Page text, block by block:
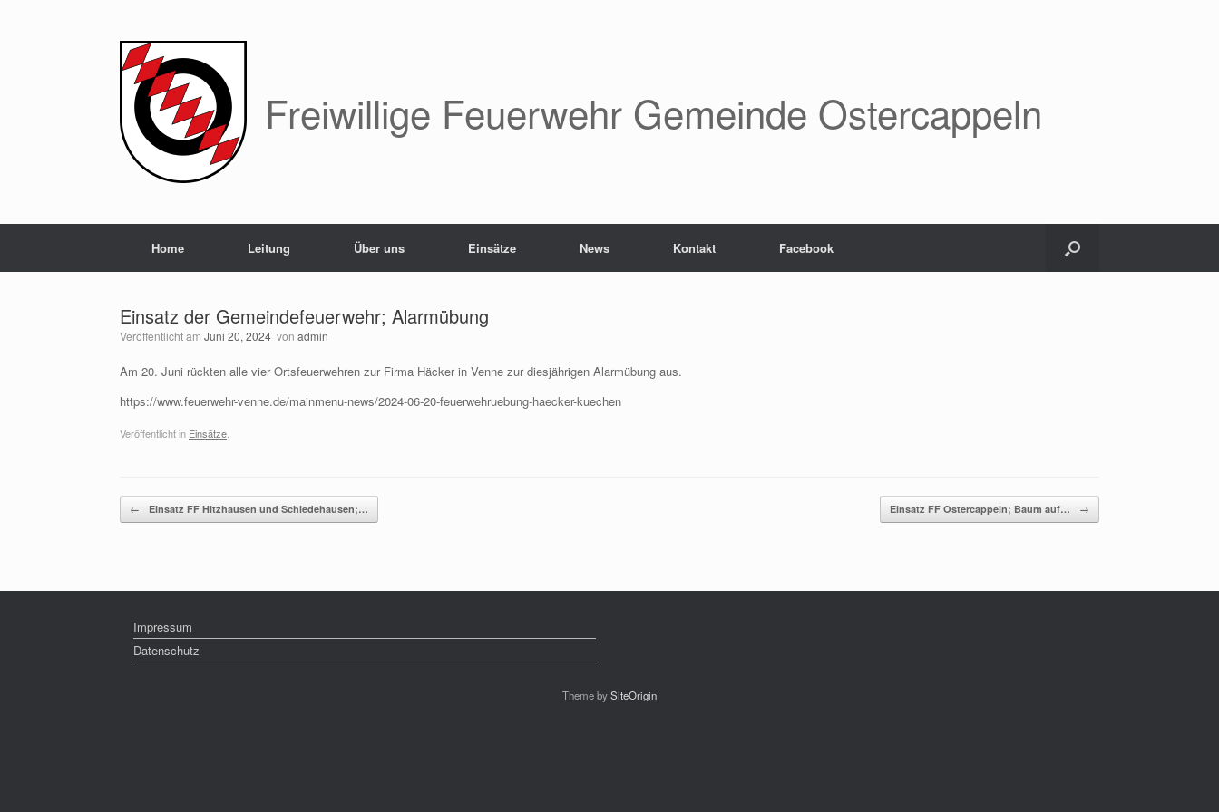
Freiwillige Feuerwehr Gemeinde Ostercappeln
Home Leitung Über uns Einsätze News Kontakt Facebook
Einsatz der Gemeindefeuerwehr; Alarmübung
Veröffentlicht am Juni 20, 2024 von admin
Am 20. Juni rückten alle vier Ortsfeuerwehren zur Firma Häcker in Venne zur diesjährigen Alarmübung aus.
https://www.feuerwehr-venne.de/mainmenu-news/2024-06-20-feuerwehruebung-haecker-kuechen
Veröffentlicht in Einsätze
Beitragsnavigation
← Einsatz FF Hitzhausen und Schledehausen;… Einsatz FF Ostercappeln; Baum auf… →
Impressum
Datenschutz
Theme bySiteOrigin